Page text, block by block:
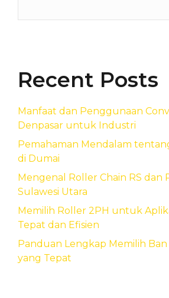
Recent Posts
Manfaat dan Penggunaan
Denpasar untuk Industri
Pemahaman Mendalam
di Dumai
Mengenal Roller Chain RS dan
Sulawesi Utara
Memilih Roller 2PH untuk
Tepat dan Efisien
Panduan Lengkap Memilih
yang Tepat